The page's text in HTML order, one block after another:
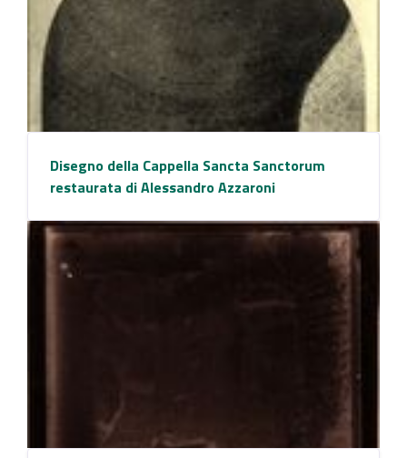
Disegno della Cappella Sancta Sanctorum
restaurata di Alessandro Azzaroni